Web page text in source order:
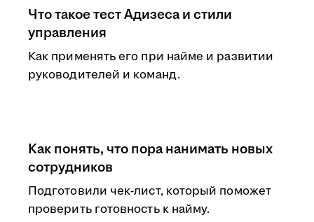
Что такое тест Адизеса и стили
управления
Как применять его при найме и развитии
руководителей и команд.
Как понять, что пора нанимать новых
сотрудников
Подготовили чек-лист, который поможет
проверить готовность к найму.